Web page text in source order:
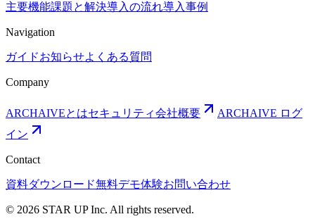
主要機能課題と解決導入の流れ導入事例
Navigation
ガイドお知らせよくある質問
Company
ARCHAIVEとはセキュリティ会社概要
ARCHAIVE ログ
イン
Contact
資料ダウンロード無料デモ体験お問い合わせ
© 2026 STAR UP Inc. All rights reserved.